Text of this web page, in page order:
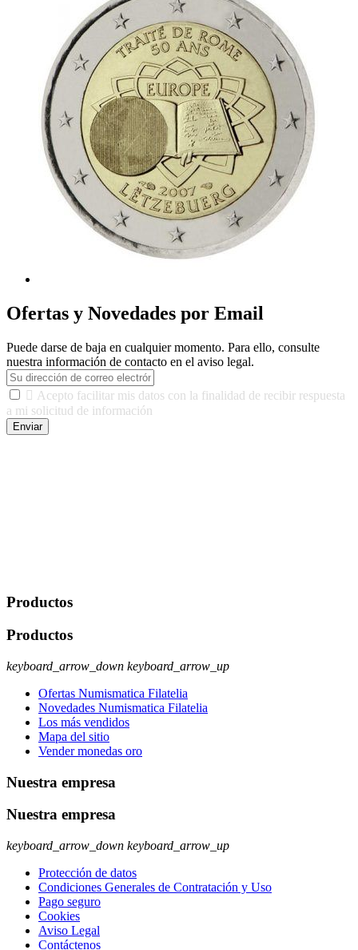
Ofertas y Novedades por Email
Puede darse de baja en cualquier momento. Para ello, consulte
nuestra información de contacto en el aviso legal.
 Acepto facilitar mis datos con la finalidad de recibir respuesta
a mi solicitud de información
Enviar
Productos
Productos
keyboard_arrow_down keyboard_arrow_up
Ofertas Numismatica Filatelia
Novedades Numismatica Filatelia
Los más vendidos
Mapa del sitio
Vender monedas oro
Nuestra empresa
Nuestra empresa
keyboard_arrow_down keyboard_arrow_up
Protección de datos
Condiciones Generales de Contratación y Uso
Pago seguro
Cookies
Aviso Legal
Contáctenos